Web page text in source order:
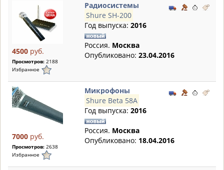
4500 руб.
Просмотров: 2188
Избранное
Радиосистемы
Shure SH-200
Год выпуска: 2016
Россия. Москва
Опубликовано: 23.04.2016
7000 руб.
Просмотров: 2638
Избранное
Микрофоны
Shure Beta 58A
Год выпуска: 2016
Россия. Москва
Опубликовано: 18.04.2016